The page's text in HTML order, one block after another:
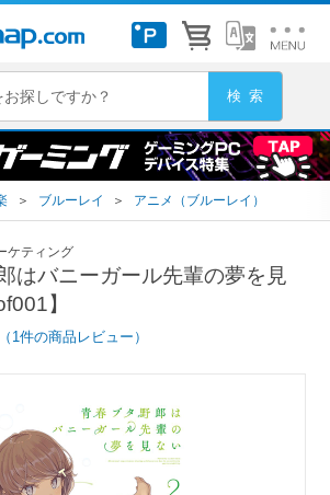
＞ ブルーレイ ＞ アニメ（ブルーレイ）
ケティング
はバニーガール先輩の夢を見
】
（1件の商品レビュー）